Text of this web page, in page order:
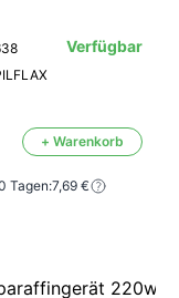
Verfügbar
+ Warenkorb
Tagen:7,69 €